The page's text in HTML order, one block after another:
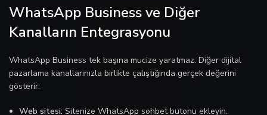
WhatsApp Business ve Diğer
Kanalların Entegrasyonu
WhatsApp Business tek başına mucize yaratmaz. Diğer dijital
pazarlama kanallarınızla birlikte çalıştığında gerçek değerini
gösterir:
Web sitesi: Sitenize WhatsApp sohbet butonu ekleyin.